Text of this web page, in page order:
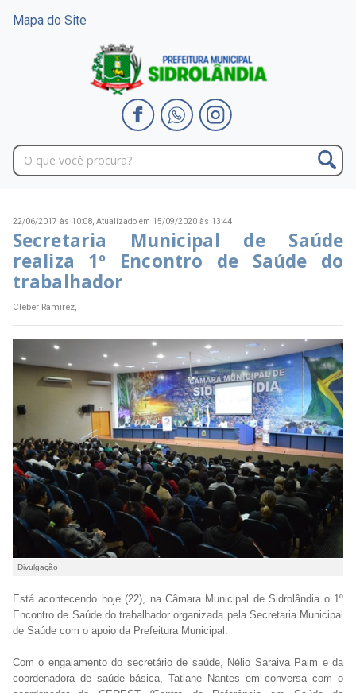
Mapa do Site
22/06/2017 às 10:08, Atualizado em 15/09/2020 às 13:44
Secretaria Municipal de Saúde
realiza 1º Encontro de Saúde do
trabalhador
Cleber Ramirez,
Divulgação
Está acontecendo hoje (22), na Câmara Municipal de Sidrolândia o 1º
Encontro de Saúde do trabalhador organizada pela Secretaria Municipal
de Saúde com o apoio da Prefeitura Municipal.
Com o engajamento do secretário de saúde, Nélio Saraiva Paim e da
coordenadora de saúde básica, Tatiane Nantes em conversa com o